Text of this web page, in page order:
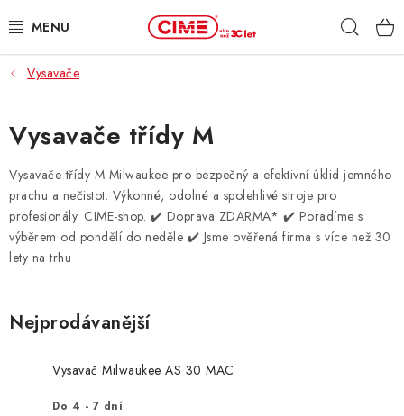
na
ZAHRADA, LES
DÍLNA, STAVBA
MILWAUKEE
ELEKTROMOBILITA
PROFI STROJE
PRODEJNY
ZNAČKY
Vysavače
Vysavače třídy M
Vysavače třídy M Milwaukee pro bezpečný a efektivní úklid jemného
prachu a nečistot. Výkonné, odolné a spolehlivé stroje pro
profesionály. CIME-shop. ✔️ Doprava ZDARMA* ✔️ Poradíme s
výběrem od pondělí do neděle ✔️ Jsme ověřená firma s více než 30
lety na trhu
Nejprodávanější
Vysavač Milwaukee AS 30 MAC
Do 4 - 7 dní